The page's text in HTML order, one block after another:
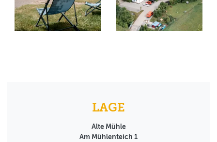
LAGE
Alte Mühle
Am Mühlenteich 1